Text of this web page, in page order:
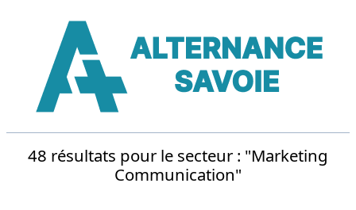
48 résultats pour le secteur : "Marketing
Communication"